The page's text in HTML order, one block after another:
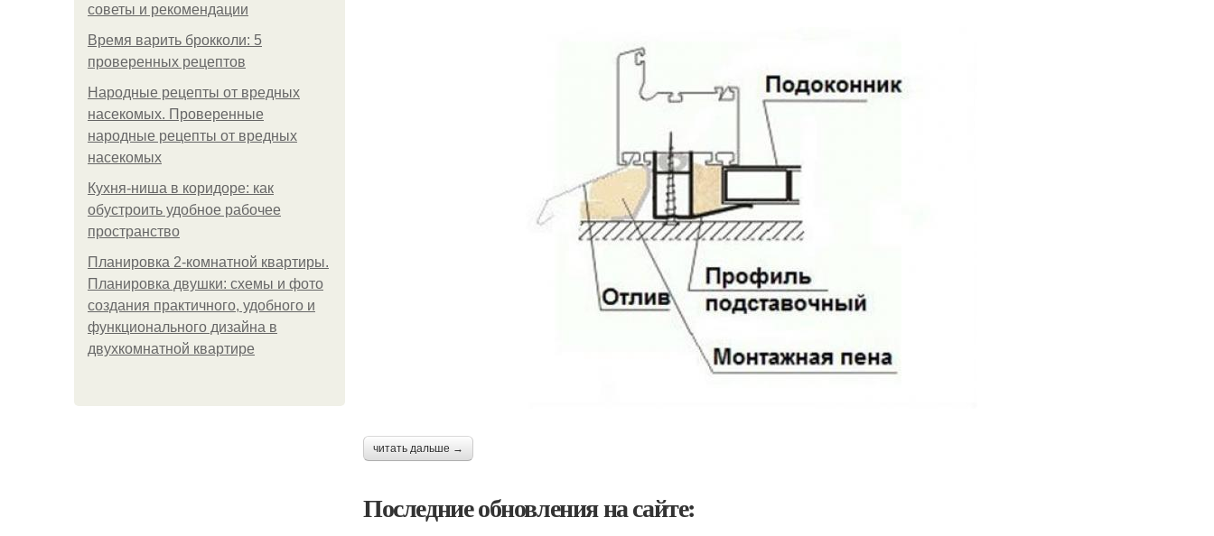
советы и рекомендации
Время варить брокколи: 5
проверенных рецептов
Народные рецепты от вредных
насекомых. Проверенные
народные рецепты от вредных
насекомых
Кухня-ниша в коридоре: как
обустроить удобное рабочее
пространство
Планировка 2-комнатной квартиры.
Планировка двушки: схемы и фото
создания практичного, удобного и
функционального дизайна в
двухкомнатной квартире
читать дальше →
Последние обновления на сайте: